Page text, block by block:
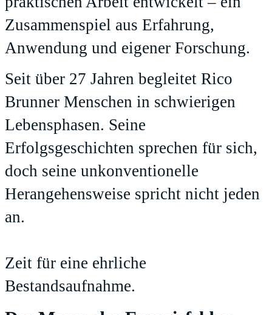
Zusammenspiel aus Erfahrung,
Anwendung und eigener Forschung.
Seit über 27 Jahren begleitet Rico
Brunner Menschen in schwierigen
Lebensphasen. Seine
Erfolgsgeschichten sprechen für sich,
doch seine unkonventionelle
Herangehensweise spricht nicht jeden
an.
Zeit für eine ehrliche
Bestandsaufnahme.